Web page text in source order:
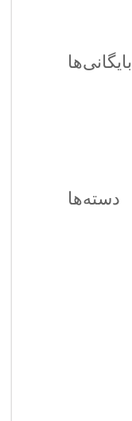
بایگانی‌ها
دسته‌ها